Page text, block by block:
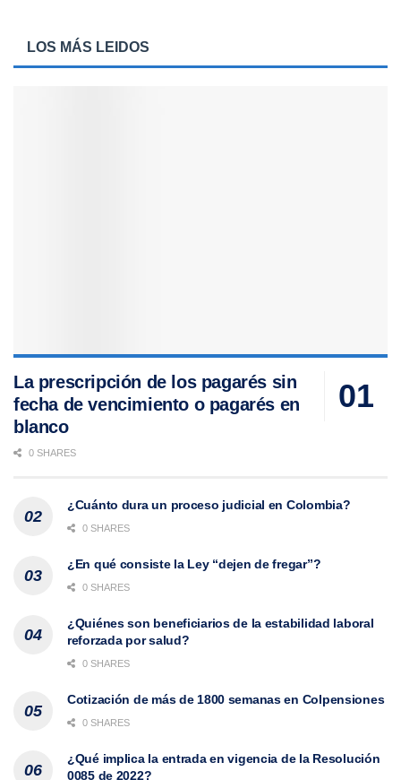
LOS MÁS LEIDOS
La prescripción de los pagarés sin
fecha de vencimiento o pagarés en
blanco
0 SHARES
¿Cuánto dura un proceso judicial en Colombia?
0 SHARES
¿En qué consiste la Ley “dejen de fregar”?
0 SHARES
¿Quiénes son beneficiarios de la estabilidad laboral
reforzada por salud?
0 SHARES
Cotización de más de 1800 semanas en Colpensiones
0 SHARES
¿Qué implica la entrada en vigencia de la Resolución
0085 de 2022?